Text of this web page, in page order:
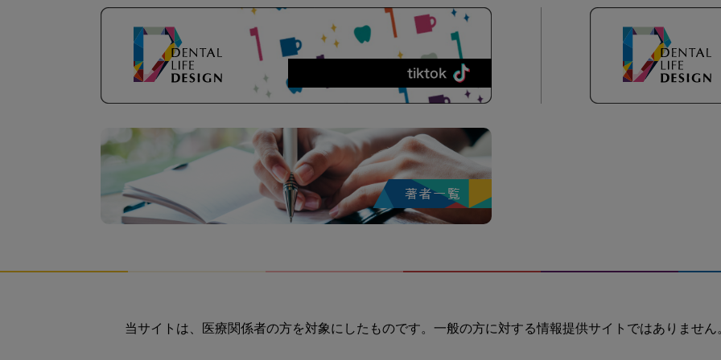
当サイトは、医療関係者の方を対象にしたものです。一般の方に対する情報提供サイトではありません